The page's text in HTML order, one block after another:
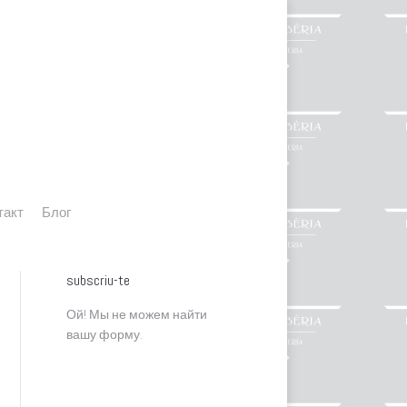
Блог
subscriu-te
Ой! Мы не можем найти
вашу форму.